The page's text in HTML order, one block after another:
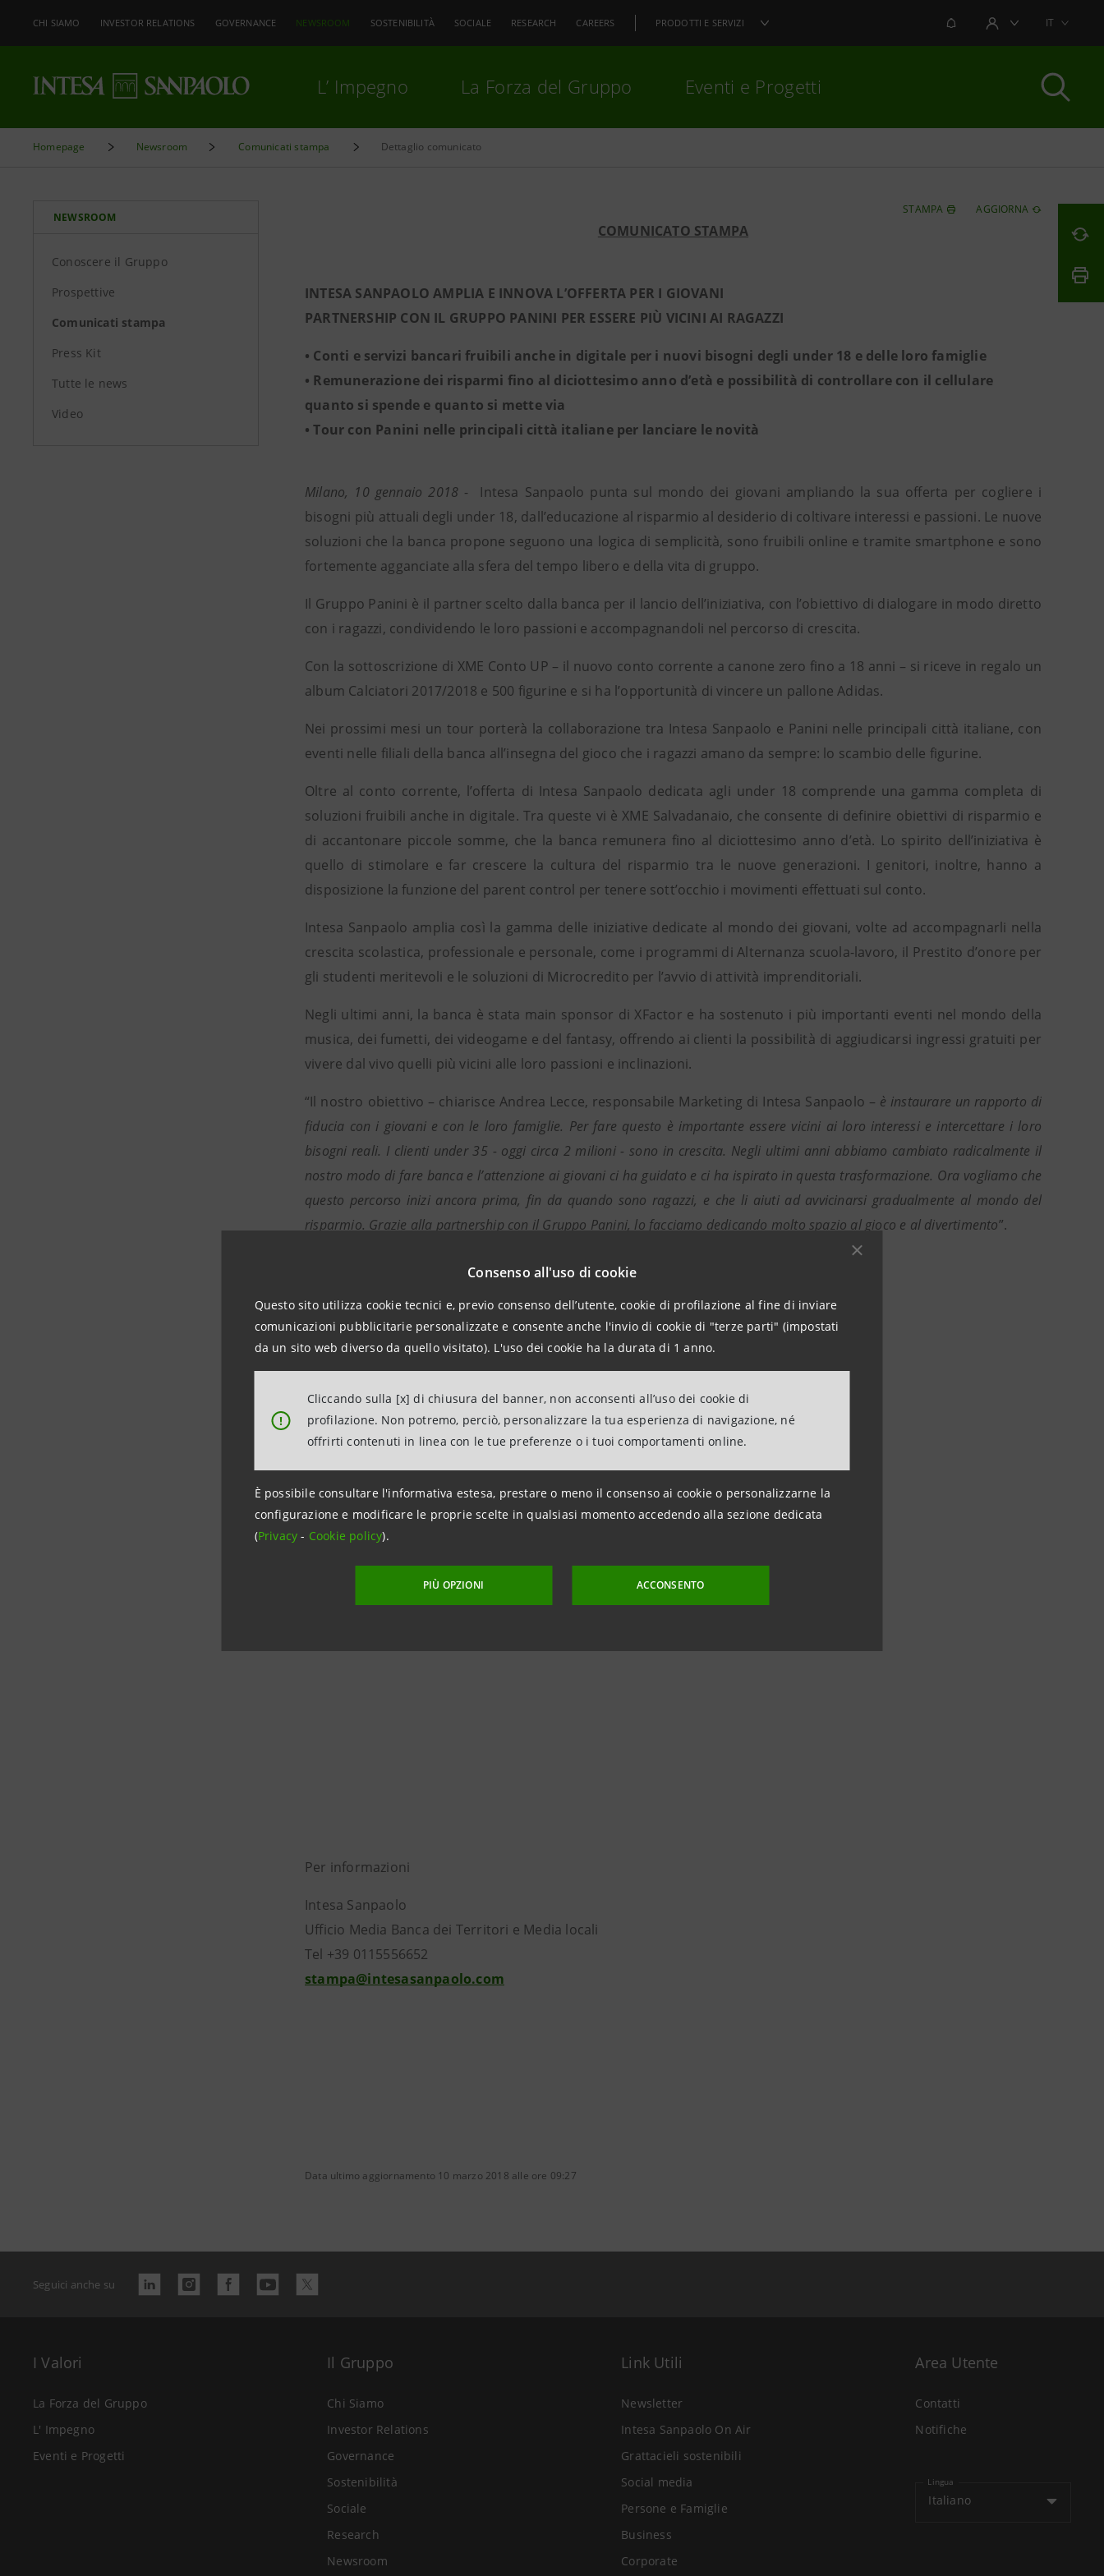
Consenso all'uso di cookie
Questo sito utilizza cookie tecnici e, previo consenso dell’utente, cookie di profilazione al fine di inviare
comunicazioni pubblicitarie personalizzate e consente anche l'invio di cookie di "terze parti" (impostati
da un sito web diverso da quello visitato). L'uso dei cookie ha la durata di 1 anno.
!
Cliccando sulla [x] di chiusura del banner, non acconsenti all’uso dei cookie di
profilazione. Non potremo, perciò, personalizzare la tua esperienza di navigazione, né
offrirti contenuti in linea con le tue preferenze o i tuoi comportamenti online.
È possibile consultare l'informativa estesa, prestare o meno il consenso ai cookie o personalizzarne la
configurazione e modificare le proprie scelte in qualsiasi momento accedendo alla sezione dedicata
(Privacy- Cookie policy).
PIÙ OPZIONI ACCONSENTO
CHI SIAMO INVESTOR RELATIONS GOVERNANCE NEWSROOM SOSTENIBILITÀ SOCIALE RESEARCH CAREERS PRODOTTI E SERVIZI NOTIFICHEAREA UTENTEIT
L’ Impegno La Forza del Gruppo Eventi e Progetti
Homepage Newsroom Comunicati stampa Dettaglio comunicato
NEWSROOM
Conoscere il Gruppo
Prospettive
Comunicati stampa
Press Kit
Tutte le news
Video
STAMPA AGGIORNA
COMUNICATO STAMPA
INTESA SANPAOLO AMPLIA E INNOVA L’OFFERTA PER I GIOVANI
PARTNERSHIP CON IL GRUPPO PANINI PER ESSERE PIÙ VICINI AI RAGAZZI
• Conti e servizi bancari fruibili anche in digitale per i nuovi bisogni degli under 18 e delle loro famiglie
• Remunerazione dei risparmi fino al diciottesimo anno d’età e possibilità di controllare con il cellulare
quanto si spende e quanto si mette via
• Tour con Panini nelle principali città italiane per lanciare le novità
Milano, 10 gennaio 2018 - Intesa Sanpaolo punta sul mondo dei giovani ampliando la sua offerta per cogliere i
bisogni più attuali degli under 18, dall’educazione al risparmio al desiderio di coltivare interessi e passioni. Le nuove
soluzioni che la banca propone seguono una logica di semplicità, sono fruibili online e tramite smartphone e sono
fortemente agganciate alla sfera del tempo libero e della vita di gruppo.
Il Gruppo Panini è il partner scelto dalla banca per il lancio dell’iniziativa, con l’obiettivo di dialogare in modo diretto
con i ragazzi, condividendo le loro passioni e accompagnandoli nel percorso di crescita.
Con la sottoscrizione di XME Conto UP – il nuovo conto corrente a canone zero fino a 18 anni – si riceve in regalo un
album Calciatori 2017/2018 e 500 figurine e si ha l’opportunità di vincere un pallone Adidas.
Nei prossimi mesi un tour porterà la collaborazione tra Intesa Sanpaolo e Panini nelle principali città italiane, con
eventi nelle filiali della banca all’insegna del gioco che i ragazzi amano da sempre: lo scambio delle figurine.
Oltre al conto corrente, l’offerta di Intesa Sanpaolo dedicata agli under 18 comprende una gamma completa di
soluzioni fruibili anche in digitale. Tra queste vi è XME Salvadanaio, che consente di definire obiettivi di risparmio e
di accantonare piccole somme, che la banca remunera fino al diciottesimo anno d’età. Lo spirito dell’iniziativa è
quello di stimolare e far crescere la cultura del risparmio tra le nuove generazioni. I genitori, inoltre, hanno a
disposizione la funzione del parent control per tenere sott’occhio i movimenti effettuati sul conto.
Intesa Sanpaolo amplia così la gamma delle iniziative dedicate al mondo dei giovani, volte ad accompagnarli nella
crescita scolastica, professionale e personale, come i programmi di Alternanza scuola-lavoro, il Prestito d’onore per
gli studenti meritevoli e le soluzioni di Microcredito per l’avvio di attività imprenditoriali.
Negli ultimi anni, la banca è stata main sponsor di XFactor e ha sostenuto i più importanti eventi nel mondo della
musica, dei fumetti, dei videogame e del fantasy, offrendo ai clienti la possibilità di aggiudicarsi ingressi gratuiti per
vivere dal vivo quelli più vicini alle loro passioni e inclinazioni.
“Il nostro obiettivo – chiarisce Andrea Lecce, responsabile Marketing di Intesa Sanpaolo – è instaurare un rapporto di
fiducia con i giovani e con le loro famiglie. Per fare questo è importante essere vicini ai loro interessi e intercettare i loro
bisogni reali. I clienti under 35 - oggi circa 2 milioni - sono in crescita. Negli ultimi anni abbiamo cambiato radicalmente il
nostro modo di fare banca e l’attenzione ai giovani ci ha guidato e ci ha ispirato in questa trasformazione. Ora vogliamo che
questo percorso inizi ancora prima, fin da quando sono ragazzi, e che li aiuti ad avvicinarsi gradualmente al mondo del
risparmio. Grazie alla partnership con il Gruppo Panini, lo facciamo dedicando molto spazio al gioco e al divertimento”.
Per informazioni
Intesa Sanpaolo
Ufficio Media Banca dei Territori e Media locali
Tel +39 0115556652
stampa@intesasanpaolo.com
Data ultimo aggiornamento 10 marzo 2018 alle ore 09:27
Seguici anche su
I Valori
La Forza del Gruppo
L' Impegno
Eventi e Progetti
Il Gruppo
Chi Siamo
Investor Relations
Governance
Sostenibilità
Sociale
Research
Newsroom
Link Utili
Newsletter
Intesa Sanpaolo On Air
Grattacieli sostenibili
Social media
Persone e Famiglie
Business
Corporate
Area Utente
Contatti
Notifiche
Lingua
Italiano